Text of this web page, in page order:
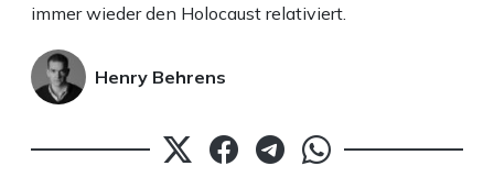
immer wieder den Holocaust relativiert.
Henry Behrens